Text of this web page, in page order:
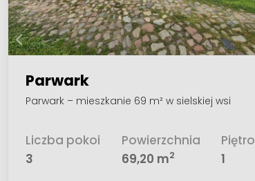
Parwark
Parwark – mieszkanie 69 m² w sielskiej wsi
Liczba pokoi
3
Powierzchnia
69,20 m2
Piętro
1